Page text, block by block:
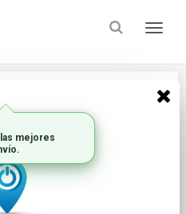
HDD EXTERNOS